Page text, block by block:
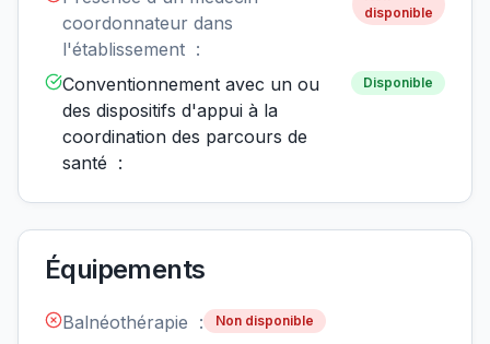
coordonnateur dans
l'établissement :
disponible
Conventionnement avec un ou
des dispositifs d'appui à la
coordination des parcours de
santé :
Disponible
Équipements
Balnéothérapie : Non disponible